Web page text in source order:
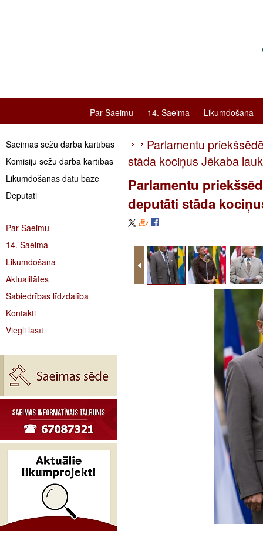
Par Saeimu 14. Saeima Likumdošana
Saeimas sēžu darba kārtības
Komisiju sēžu darba kārtības
Likumdošanas datu bāze
Deputāti
Par Saeimu
14. Saeima
Likumdošana
Aktualitātes
Sabiedrības līdzdalība
Kontakti
Viegli lasīt
Parlamentu
stāda kociņus Jēkaba
Parlamentu
deputāti stāda